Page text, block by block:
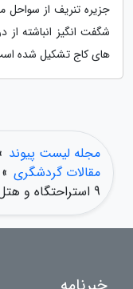
جزیره تنریف از
شگفت انگیز انباشته
های کاج تشکیل شده
مجله لیست پیوند
مقالات گردشگری »
9 استراحتگاه و هتل فراموش نشدنی در هند